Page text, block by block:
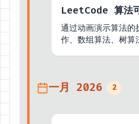
LeetCode 算法
通过动画演示算法的
作、数组算法、树算
一月 2026 2